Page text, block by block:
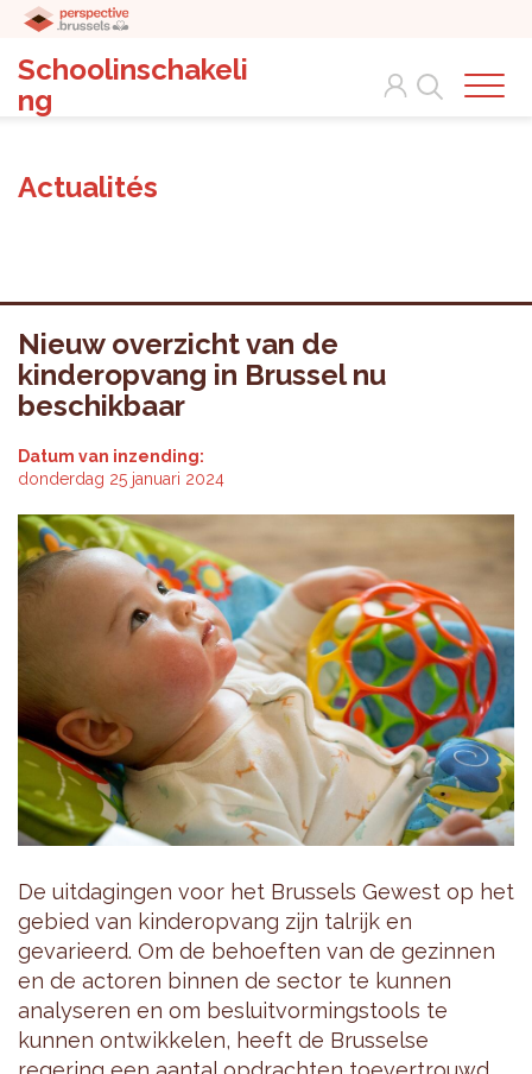
Schoolinschakeli
ng
Search
Actualités
Nieuw overzicht van de
kinderopvang in Brussel nu
beschikbaar
Datum van inzending:
donderdag 25 januari 2024
De uitdagingen voor het Brussels Gewest op het
gebied van kinderopvang zijn talrijk en
gevarieerd. Om de behoeften van de gezinnen
en de actoren binnen de sector te kunnen
analyseren en om besluitvormingstools te
kunnen ontwikkelen, heeft de Brusselse